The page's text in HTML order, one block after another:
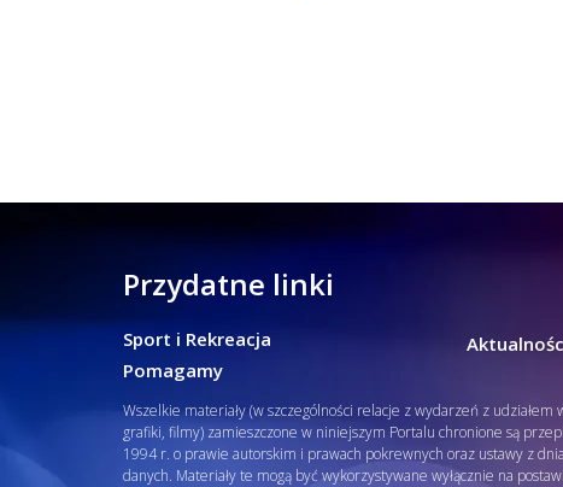
Przydatne linki
Sport i Rekreacja
Pomagamy
Wszelkie materiały (w szczególności relacje z wydarzeń z udziałem
grafiki, filmy) zamieszczone w niniejszym Portalu chronione są
1994 r. o prawie autorskim i prawach pokrewnych oraz ustawy z
danych. Materiały te mogą być wykorzystywane wyłącznie na